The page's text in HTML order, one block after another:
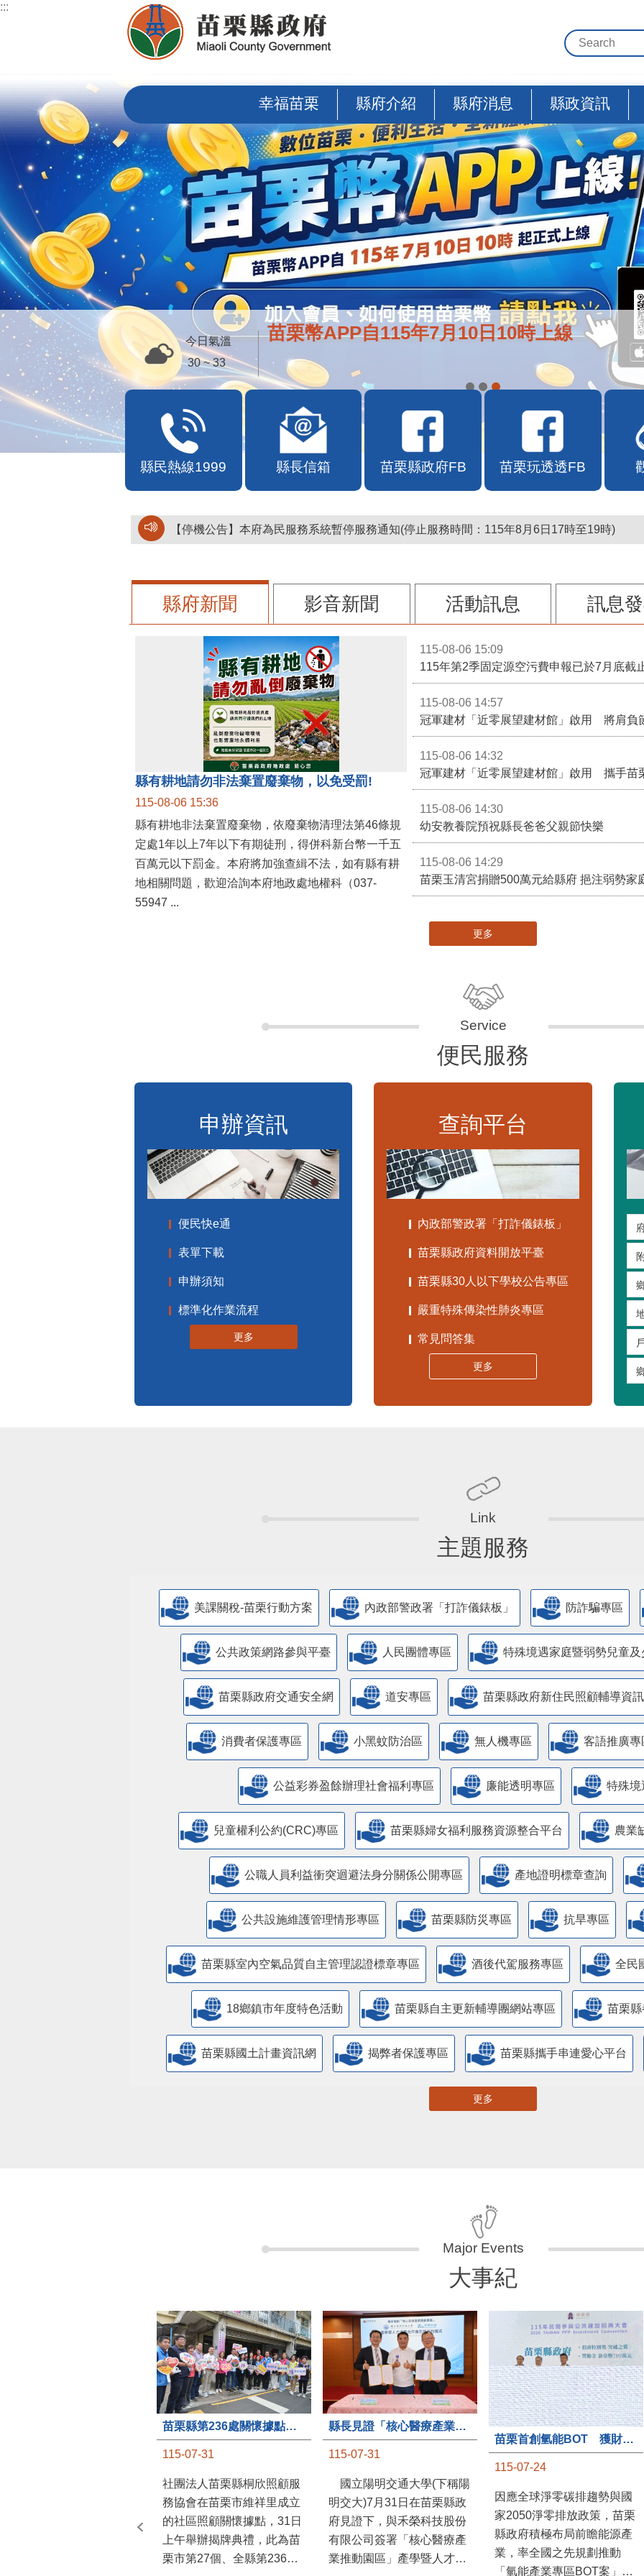
跳到主要內容區塊
:::
幸福苗栗 縣府介紹 縣府消息 縣政資訊
苗栗幣APP自115年7月10日10時上線
今日氣溫
30 ~ 33
縣民熱線1999 縣長信箱 苗栗縣政府FB 苗栗玩透透FB
【停機公告】本府為民服務系統暫停服務通知(停止服務時間：115年8月6日17時至19時)
縣府新聞 影音新聞 活動訊息 訊息
縣有耕地請勿非法棄置廢棄物，以免受罰!
115-08-06 15:36
縣有耕地非法棄置廢棄物，依廢棄物清理法第46條規
定處1年以上7年以下有期徒刑，得併科新台幣一千五
百萬元以下罰金。本府將加強查緝不法，如有縣有耕
地相關問題，歡迎洽詢本府地政處地權科（037-
115-08-06 15:09
115-08-06 14:57
冠軍建材「近零展望建材館」啟用 將肩負
115-08-06 14:32
冠軍建材「近零展望建材館」啟用 攜手苗
115-08-06 14:30
幼安教養院預祝縣長爸爸父親節快樂
115-08-06 14:29
苗栗玉清宮捐贈500萬元給縣府 挹注弱勢家
更多
便民服務
申辦資訊
便民快e通
表單下載
申辦須知
標準化作業流程
更多
查詢平台
內政部警政署「打詐儀錶板」
苗栗縣政府資料開放平臺
苗栗縣30人以下學校公告專區
嚴重特殊傳染性肺炎專區
常見問答集
更多
主題服務
美課關稅-苗栗行動方案 內政部警政署「打詐儀錶板」 防詐騙專區
公共政策網路參與平臺 人民團體專區 特殊境遇家庭暨弱勢兒童
苗栗縣政府交通安全網 道安專區 苗栗縣政府新住民照顧輔導資
消費者保護專區 小黑蚊防治區 無人機專區 客語推廣專
公益彩券盈餘辦理社會福利專區 廉能透明專區 特殊境
兒童權利公約(CRC)專區 苗栗縣婦女福利服務資源整合平台 農業
公職人員利益衝突迴避法身分關係公開專區 產地證明標章查詢
​公共設施維護管理情形專區 苗栗縣防災專區 抗旱專區
苗栗縣室內空氣品質自主管理認證標章專區 酒後代駕服務專區 全民
18鄉鎮市年度特色活動 苗栗縣自主更新輔導團網站專區 苗栗
苗栗縣國土計畫資訊網 揭弊者保護專區 苗栗縣攜手串連愛心平台
更多
大事紀
苗栗縣第236處關懷據點在苗栗市維祥里揭牌
115-07-31
社團法人苗栗縣桐欣照顧服
務協會在苗栗市維祥里成立
的社區照顧關懷據點，31日
上午舉辦揭牌典禮，此為苗
栗市第27個、全縣第236處
115-07-31
國立陽明交通大學(下稱陽
明交大)7月31日在苗栗縣政
府見證下，與禾榮科技股份
有限公司簽署「核心醫療產
業推動園區」產學暨人才培
苗栗首創氫能BOT 獲財政部「突破之翼」肯定
115-07-24
因應全球淨零碳排趨勢與國
家2050淨零排放政策，苗栗
縣政府積極布局前瞻能源產
業，率全國之先規劃推動
「氫能產業專區BOT案」，